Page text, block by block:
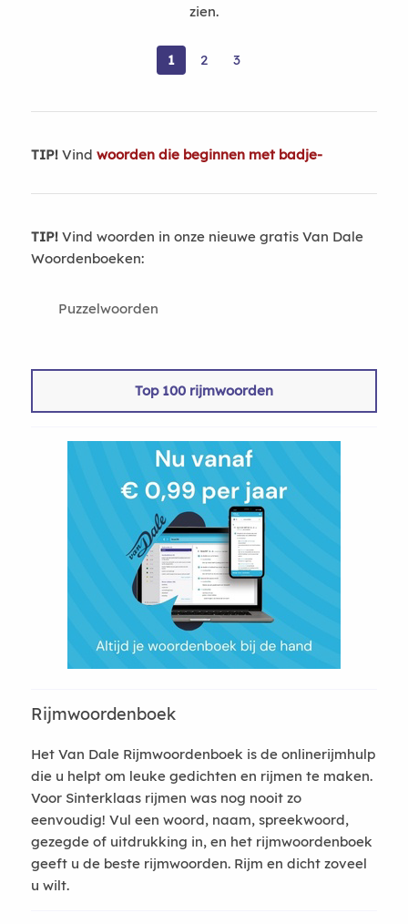
zien.
1 2 3
TIP!Vind woorden die beginnen met badje-
TIP!Vind woorden in onze nieuwe gratis Van Dale
Woordenboeken:
Puzzelwoorden
Top 100 rijmwoorden
Rijmwoordenboek
Het Van Dale Rijmwoordenboek is de onlinerijmhulp
die u helpt om leuke gedichten en rijmen te maken.
Voor Sinterklaas rijmen was nog nooit zo
eenvoudig! Vul een woord, naam, spreekwoord,
gezegde of uitdrukking in, en het rijmwoordenboek
geeft u de beste rijmwoorden. Rijm en dicht zoveel
u wilt.